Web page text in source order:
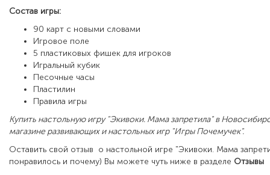
Состав игры:
90 карт с новыми словами
Игровое поле
5 пластиковых фишек для игроков
Игральный кубик
Песочные часы
Пластилин
Правила игры
Купить настольную игру "Экивоки. Мама запретила" в
магазине развивающих и настольных игр "Игры Почемучек".
Оставить свой отзыв о настольной игре "Экивоки. Мама
понравилось и почему) Вы можете чуть ниже в разделе Отзывы